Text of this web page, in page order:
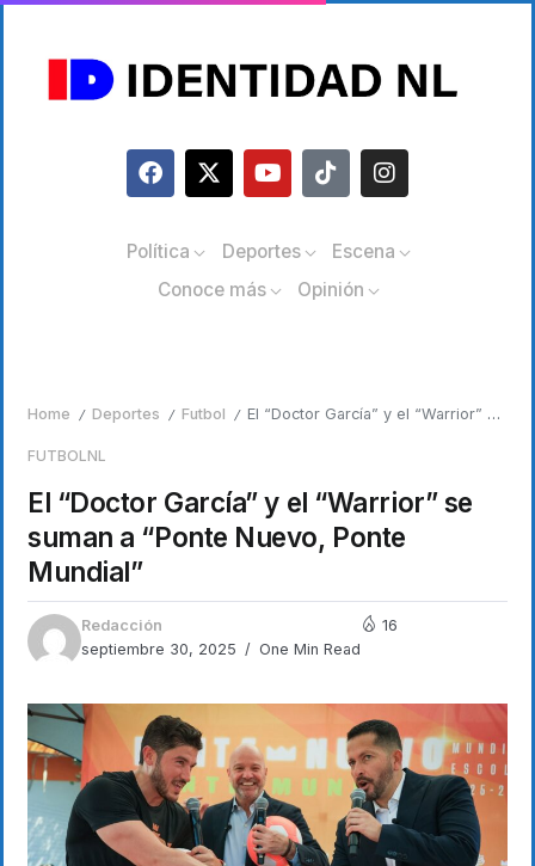
Política Deportes
Escena
Conoce más
Opinión
Home / Deportes / Futbol / El “Doctor García” y el “Warrior” se suman a “Ponte Nuevo, Ponte Mundial”
FUTBOLNL
El “Doctor García” y el “Warrior” se
suman a “Ponte Nuevo, Ponte
Mundial”
Redacción
septiembre 30, 2025
One Min Read
16